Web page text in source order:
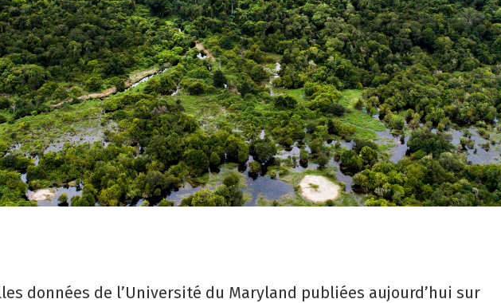
données de l’Université du Maryland publiées aujourd’hui sur